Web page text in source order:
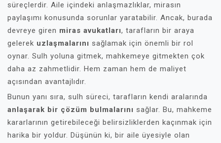
süreçlerdir. Aile içindeki anlaşmazlıklar, mirasın
paylaşımı konusunda sorunlar yaratabilir. Ancak, burada
devreye giren miras avukatları, tarafların bir araya
gelerek uzlaşmalarını sağlamak için önemli bir rol
oynar. Sulh yoluna gitmek, mahkemeye gitmekten çok
daha az zahmetlidir. Hem zaman hem de maliyet
açısından avantajlıdır.
Bunun yanı sıra, sulh süreci, tarafların kendi aralarında
anlaşarak bir çözüm bulmalarını sağlar. Bu, mahkeme
kararlarının getirebileceği belirsizliklerden kaçınmak için
harika bir yoldur. Düşünün ki, bir aile üyesiyle olan